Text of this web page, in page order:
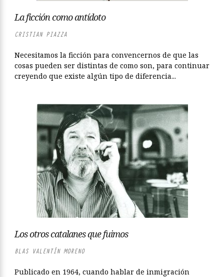
La ficción como antídoto
CRISTIAN PIAZZA
Necesitamos la ficción para convencernos de que las
cosas pueden ser distintas de como son, para continuar
creyendo que existe algún tipo de diferencia...
Los otros catalanes que fuimos
BLAS VALENTÍN MORENO
Publicado en 1964, cuando hablar de inmigración